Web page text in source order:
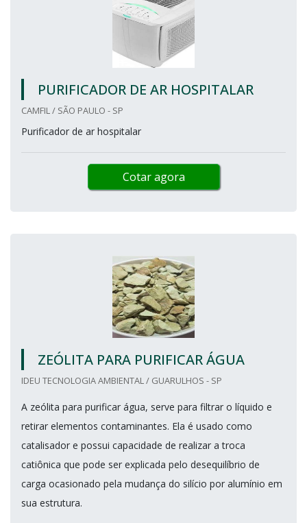
PURIFICADOR DE AR HOSPITALAR
CAMFIL / SÃO PAULO - SP
Purificador de ar hospitalar
Cotar agora
ZEÓLITA PARA PURIFICAR ÁGUA
IDEU TECNOLOGIA AMBIENTAL / GUARULHOS - SP
A zeólita para purificar água, serve para filtrar o líquido e
retirar elementos contaminantes. Ela é usado como
catalisador e possui capacidade de realizar a troca
catiônica que pode ser explicada pelo desequilíbrio de
carga ocasionado pela mudança do silício por alumínio em
sua estrutura.